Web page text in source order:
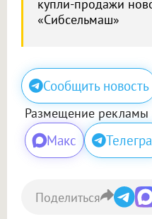
купли-продажи
«Сибсельмаш»
Сообщить новость
Размещение рекламы
Макс
Поделиться